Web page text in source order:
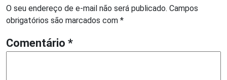
O seu endereço de e-mail não será publicado. Campos
obrigatórios são marcados com *
Comentário *